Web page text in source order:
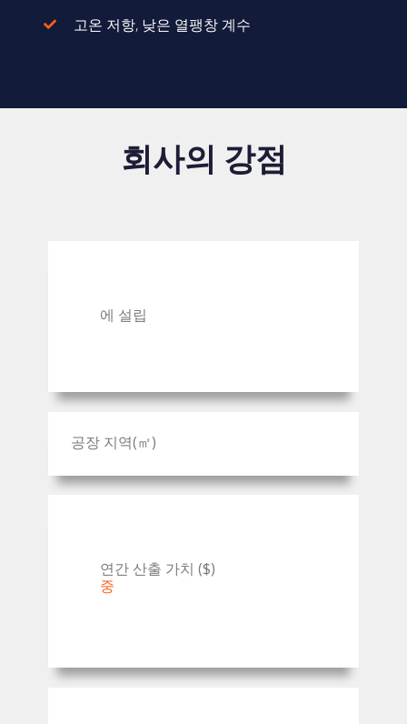
고온 저항, 낮은 열팽창 계수
회사의 강점
에 설립
공장 지역(㎡)
연간 산출 가치 ($)
중